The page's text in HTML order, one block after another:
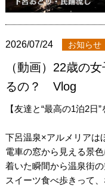
2026/07/24 お知らせ
（動画）22歳の
るの？ Vlog
【友達と“最高の1泊2日
下呂温泉×アルメリアは
電車の窓から見える景
着いた瞬間から温泉街
スイーツ食べ歩きって